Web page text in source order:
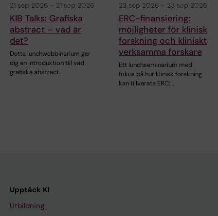
21 sep 2026 - 21 sep 2026
KIB Talks: Grafiska
abstract – vad är
det?
Detta lunchwebbinarium ger
dig en introduktion till vad
grafiska abstract…
23 sep 2026 - 23 sep 2026
ERC-finansiering:
möjligheter för klinisk
forskning och kliniskt
verksamma forskare
Ett lunchseminarium med
fokus på hur klinisk forskning
kan tillvarata ERC:…
Upptäck KI
Utbildning